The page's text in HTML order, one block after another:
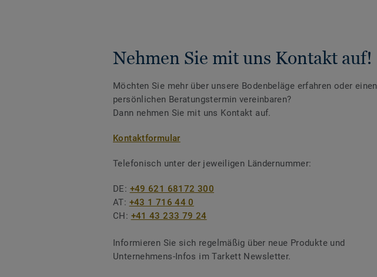
Nehmen Sie mit uns Kontakt auf!
Möchten Sie mehr über unsere Bodenbeläge erfahren oder einen
persönlichen Beratungstermin vereinbaren?
Dann nehmen Sie mit uns Kontakt auf.
Kontaktformular
Telefonisch unter der jeweiligen Ländernummer:
DE: +49 621 68172 300
AT: +43 1 716 44 0
CH: +41 43 233 79 24
Informieren Sie sich regelmäßig über neue Produkte und
Unternehmens-Infos im Tarkett Newsletter.